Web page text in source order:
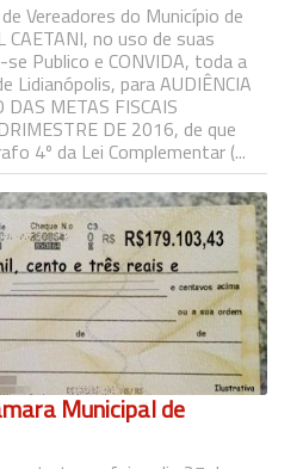
Vereadores do Município de
CAETANI, no uso de suas
Publico e CONVIDA, toda a
Lidianópolis, para AUDIÊNCIA
DAS METAS FISCAIS
DE 2016, de que
4º da Lei Complementar (...
Municipal de